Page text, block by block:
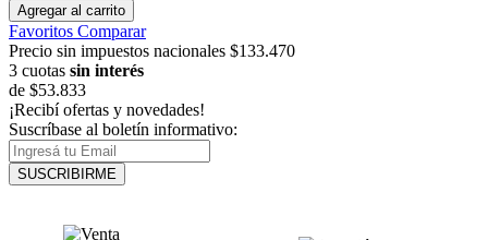
Agregar al carrito
Favoritos Comparar
Precio sin impuestos nacionales $133.470
3 cuotas sin interés
de $53.833
¡Recibí ofertas y novedades!
Suscríbase al boletín informativo:
SUSCRIBIRME